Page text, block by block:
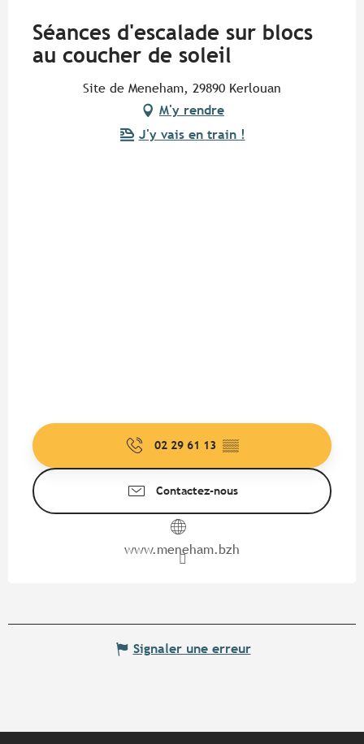
Séances d'escalade sur blocs
au coucher de soleil
Site de Meneham, 29890 Kerlouan
M'y rendre
J'y vais en train !
02 29 61 13 ▒▒
Contactez-nous
www.meneham.bzh
Signaler une erreur